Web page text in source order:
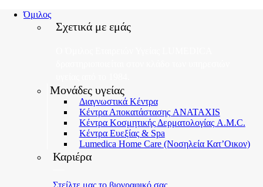
Όμιλος
Σχετικά με εμάς
Μονάδες υγείας
Διαγνωστικά Κέντρα
Κέντρα Αποκατάστασης ANATAXIS
Κέντρα Κοσμητικής Δερματολογίας A.M.C.
Κέντρα Ευεξίας & Spa
Lumedica Home Care (Νοσηλεία Κατ’Οικον)
Καριέρα
Στείλτε μας το βιογραφικό σας